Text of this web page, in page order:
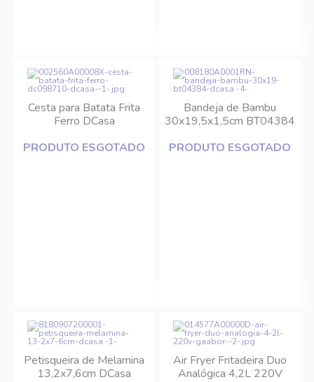
Cesta para Batata Frita
Ferro DCasa
PRODUTO ESGOTADO
Bandeja de Bambu
30x19,5x1,5cm BT04384
PRODUTO ESGOTADO
Petisqueira de Melamina
13,2x7,6cm DCasa
Air Fryer Fritadeira Duo
Analógica 4,2L 220V